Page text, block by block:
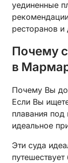
уединенные
ресторанов
Почему
в
Почему Вы
Если Вы
плавания под
идеальное
Эти суда